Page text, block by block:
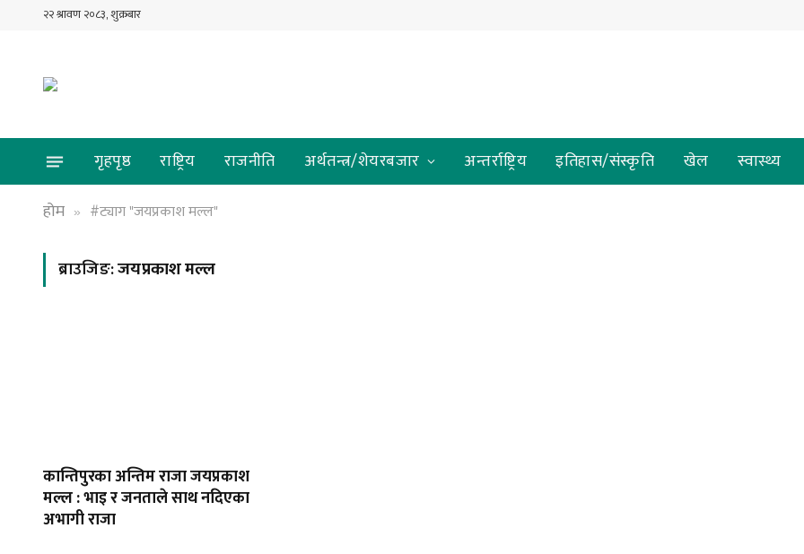
२२ श्रावण २०८३, शुक्रबार
गृहपृष्ठ राष्ट्रिय राजनीति अर्थतन्त्र/शेयरबजार अन्तर्राष्ट्रिय इतिहास/संस्कृति खेल
स्वास्थ्य
होम
» #ट्याग "जयप्रकाश मल्ल"
ब्राउजिङ:जयप्रकाश मल्ल
कान्तिपुरका अन्तिम राजा जयप्रकाश
मल्ल : भाइ र जनताले साथ नदिएका
अभागी राजा